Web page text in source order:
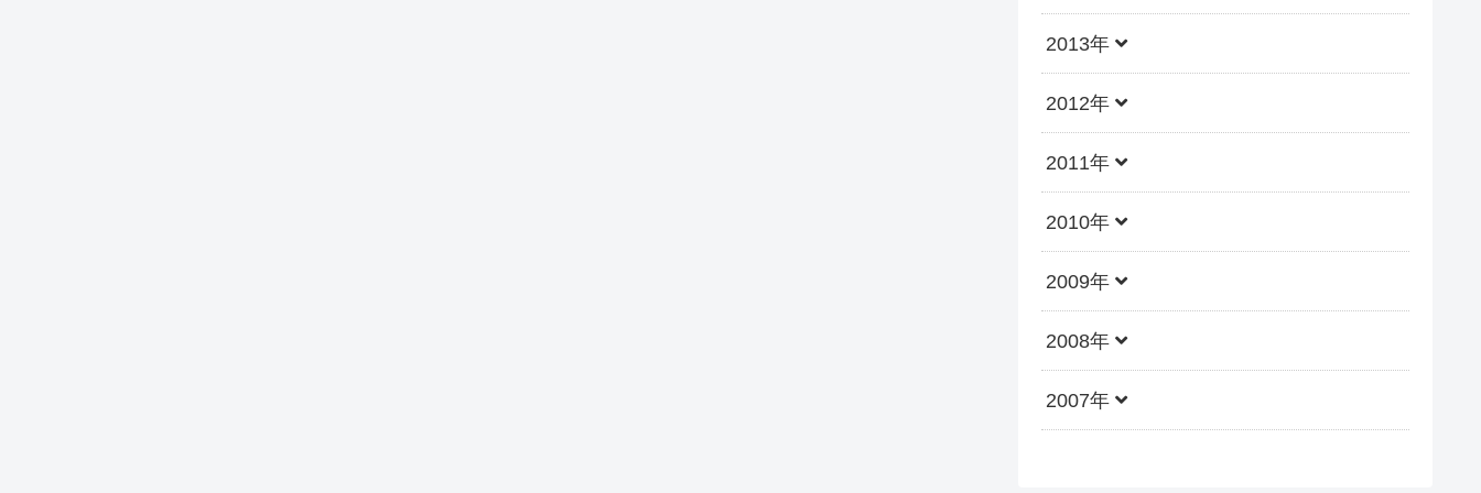
2013年
2012年
2011年
2010年
2009年
2008年
2007年